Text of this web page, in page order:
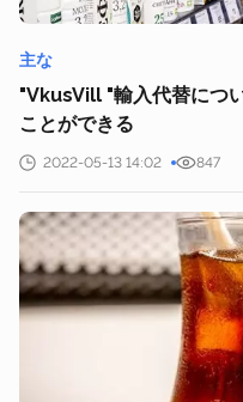
主な
"VkusVill "輸入代替につ
ことができる
2022-05-13 14:02 847